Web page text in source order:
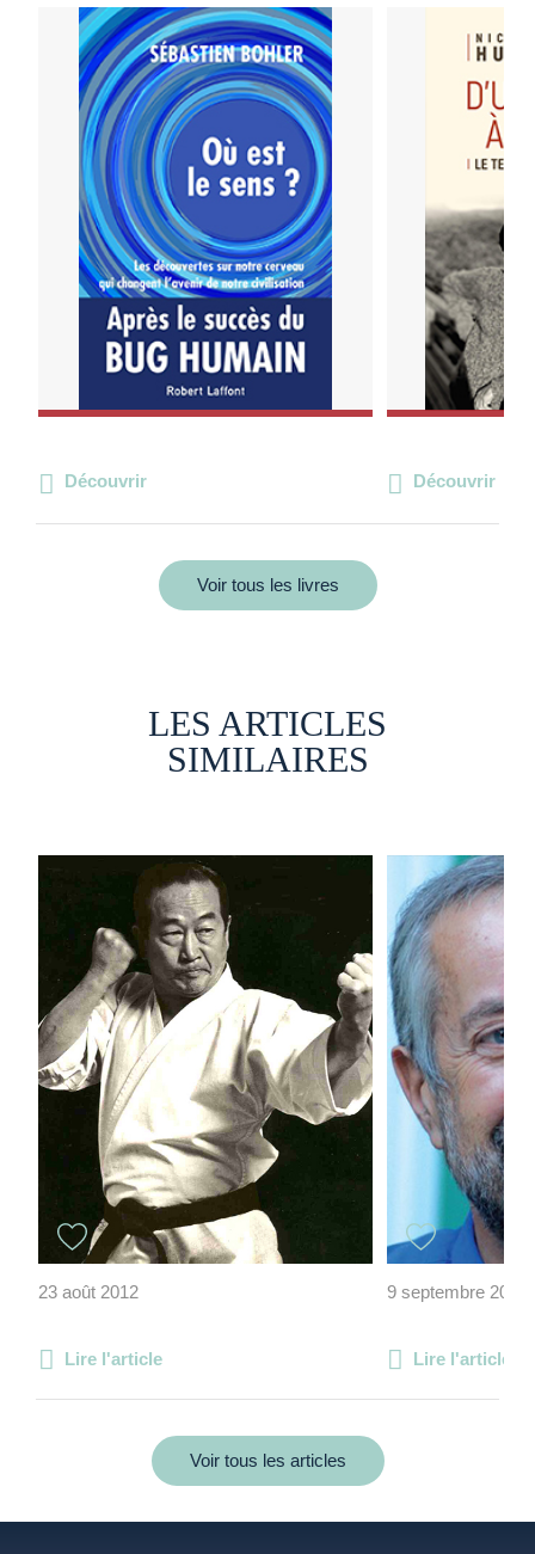
Découvrir Découvrir
Voir tous les livres
LES ARTICLES
SIMILAIRES
23 août 2012
Lire l'article
9 septembre 2011
Lire l'article
Voir tous les articles